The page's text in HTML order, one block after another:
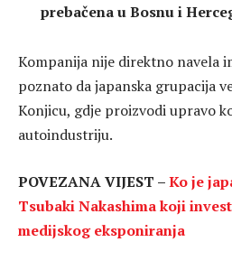
prebačena u Bosnu i
Kompanija nije direktno navela
poznato da japanska grupacija
Konjicu, gdje proizvodi upravo
autoindustriju.
POVEZANA VIJEST –Ko je
Tsubaki Nakashima koji
medijskog eksponiranja